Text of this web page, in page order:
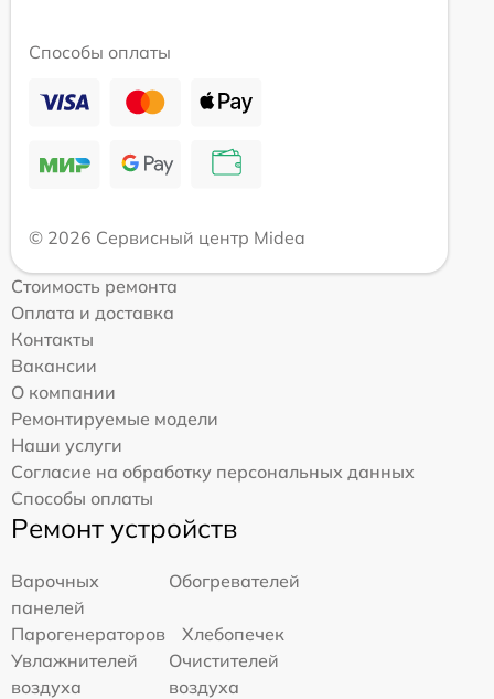
Способы оплаты
© 2026 Сервисный центр Midea
Стоимость ремонта
Оплата и доставка
Контакты
Вакансии
О компании
Ремонтируемые модели
Наши услуги
Согласие на обработку персональных данных
Способы оплаты
Ремонт устройств
Варочных
панелей
Обогревателей
Парогенераторов
Хлебопечек
Увлажнителей
воздуха
Очистителей
воздуха